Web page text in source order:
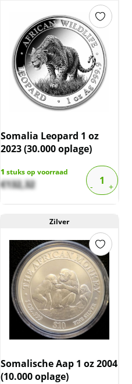
Somalia Leopard 1 oz
2023 (30.000 oplage)
1 stuks op voorraad
€132,32
Zilver
Somalische Aap 1 oz 2004
(10.000 oplage)